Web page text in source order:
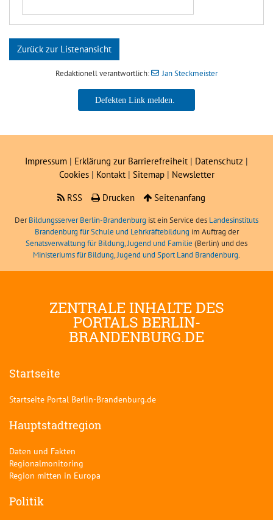
Zurück zur Listenansicht
Redaktionell verantwortlich: Jan Steckmeister
Jan Steckmeister
Impressum | Erklärung zur Barrierefreiheit | Datenschutz |
Cookies| Kontakt | Sitemap| Newsletter
RSS
Drucken Seitenanfang
DerBildungsserver Berlin-Brandenburg ist ein Service des Landesinstituts
Brandenburg für Schule und Lehrkräftebildung im Auftrag der
Senatsverwaltung für Bildung, Jugend und Familie (Berlin) und des
Ministeriums für Bildung, Jugend und Sport Land Brandenburg.
ZENTRALE INHALTE DES
PORTALS BERLIN-
BRANDENBURG.DE
Startseite
Startseite Portal Berlin-Brandenburg.de
Hauptstadtregion
Daten und Fakten
Regionalmonitoring
Region mitten in Europa
Politik